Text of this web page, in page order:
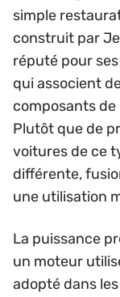
simple
construit par
réputé pour
qui associent
composants
Plutôt que de
voitures de ce
différente,
une utilisation
La puissance
un moteur
adopté dans